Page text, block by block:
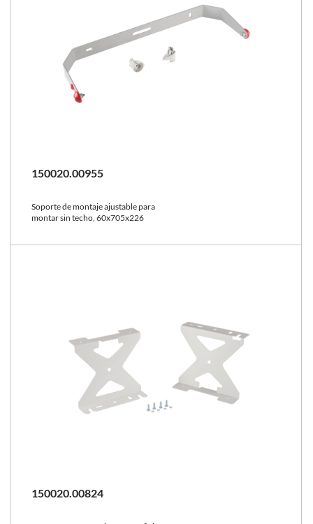
150020.00955
Soporte de montaje ajustable para
montar sin techo, 60x705x226
150020.00824